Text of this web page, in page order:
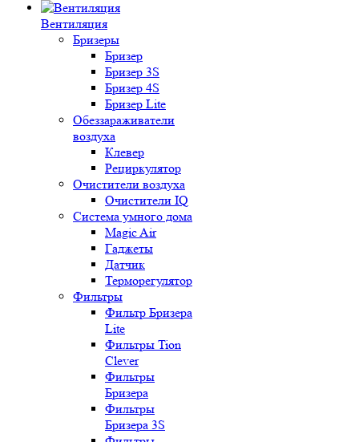
Вентиляция
Бризеры
Бризер
Бризер 3S
Бризер 4S
Бризер Lite
Обеззараживатели
воздуха
Клевер
Рециркулятор
Очистители воздуха
Очистители IQ
Система умного дома
Magic Air
Гаджеты
Датчик
Терморегулятор
Фильтры
Фильтр Бризера
Lite
Фильтры Tion
Clever
Фильтры
Бризера
Фильтры
Бризера 3S